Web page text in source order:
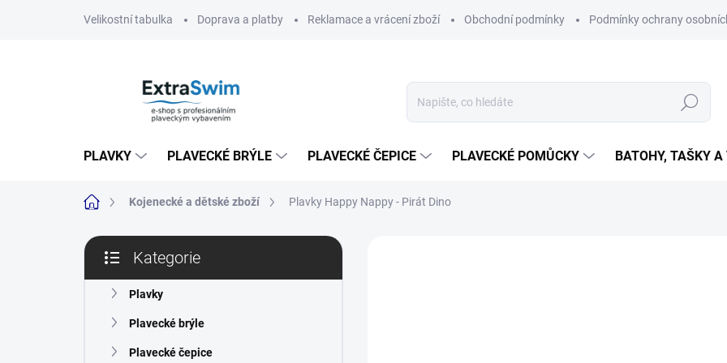
Velikostní tabulka Doprava a platby Reklamace a vrácení zboží Obchodní podmínky Podmínky ochrany
Hledat
PLAVKY PLAVECKÉ BRÝLE PLAVECKÉ ČEPICE PLAVECKÉ POMŮCKY BATOHY, TAŠKY A
Domů Kojenecké a dětské zboží Plavky Happy Nappy - Pirát Dino
P
s
kategorie
Kategorie
Plavky
Plavecké brýle
Plavecké čepice